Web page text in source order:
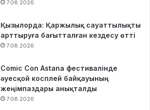
7.08.2026
Қызылорда: Қаржылық сауаттылықты
арттыруға бағытталған кездесу өтті
7.08.2026
Comic Con Astana фестивалінде
әуесқой косплей байқауының
жеңімпаздары анықталды
7.08.2026